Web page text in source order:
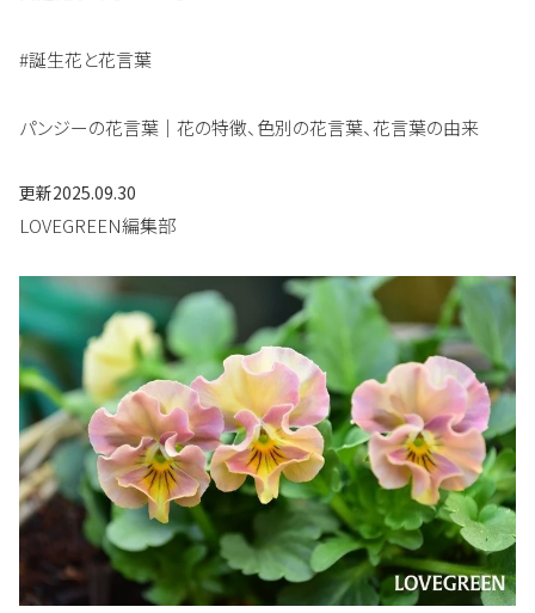
#誕生花と花言葉
パンジーの花言葉｜花の特徴、色別の花言葉、花言葉の由来
更新2025.09.30
LOVEGREEN編集部